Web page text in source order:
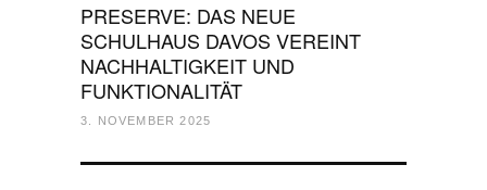
PRESERVE: DAS NEUE
SCHULHAUS DAVOS VEREINT
NACHHALTIGKEIT UND
FUNKTIONALITÄT
3. NOVEMBER 2025